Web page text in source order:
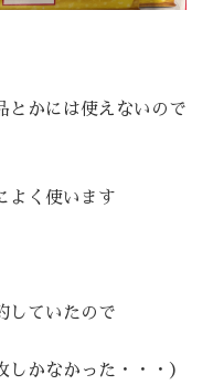
とかには使えないので
よく使います
していたので
かなかった・・・）